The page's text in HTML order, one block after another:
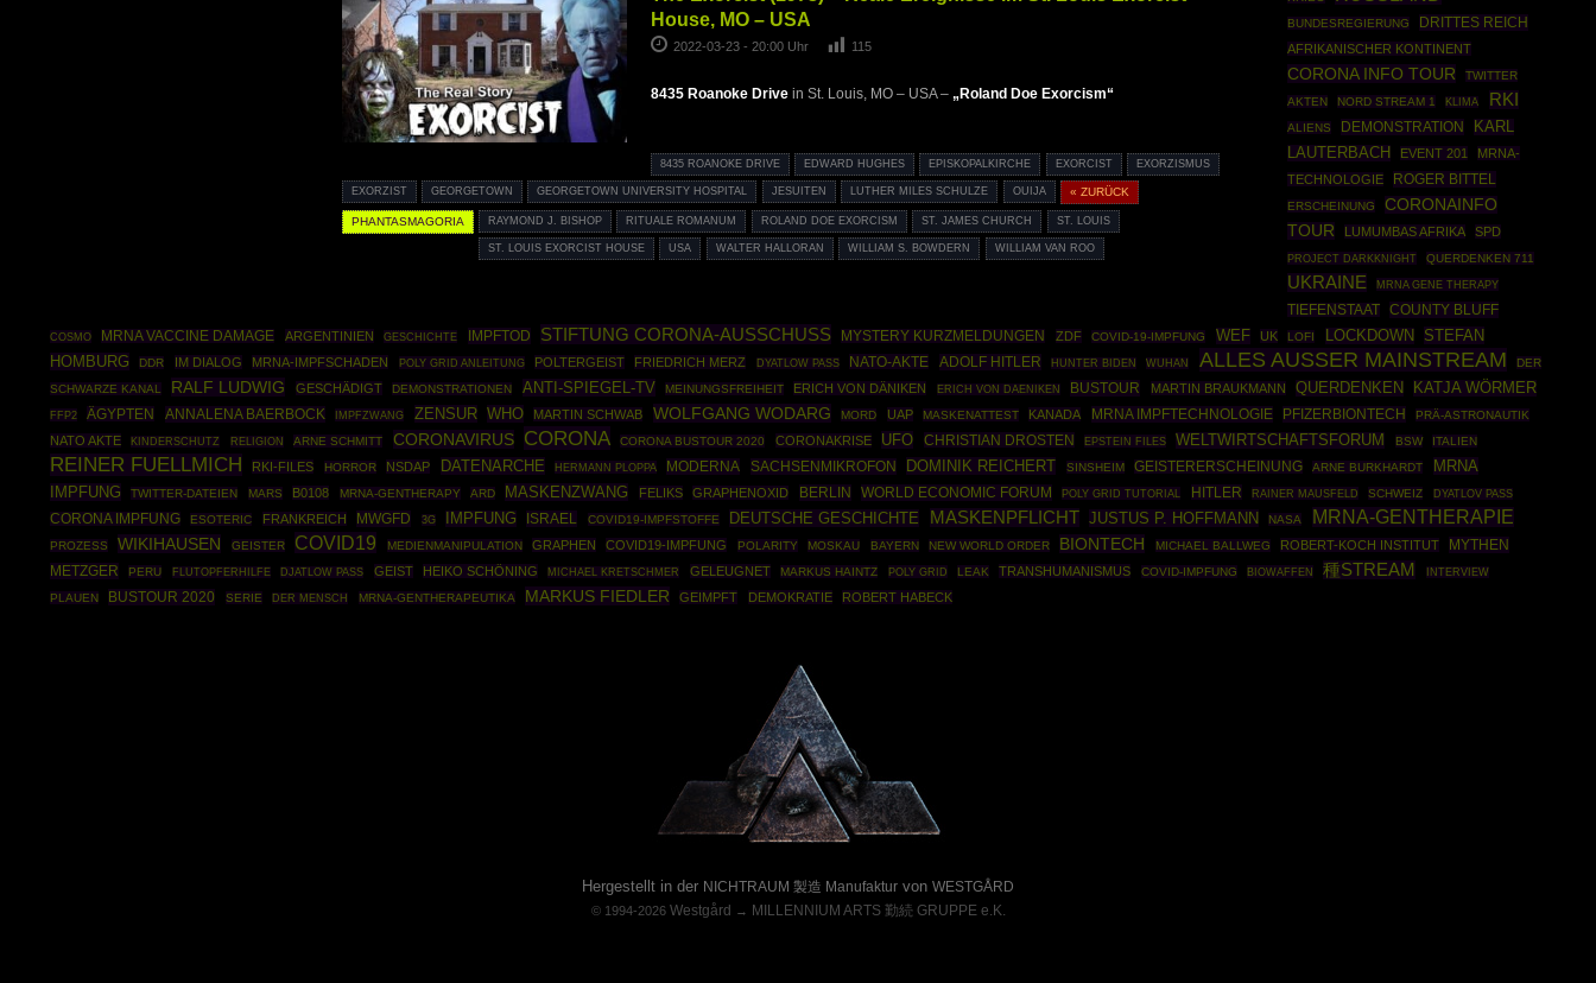
House, MO – USA
2022-03-23 - 20:00 Uhr 115
8435 Roanoke Drivein St. Louis, MO – USA – „Roland Doe Exorcism“
8435 ROANOKE DRIVE EDWARD HUGHES EPISKOPALKIRCHE EXORCIST EXORZISMUS
EXORZIST GEORGETOWN GEORGETOWN UNIVERSITY HOSPITAL JESUITEN LUTHER MILES SCHULZE OUIJA « ZURÜCK
PHANTASMAGORIA RAYMOND J. BISHOP RITUALE ROMANUM ROLAND DOE EXORCISM ST. JAMES CHURCH ST. LOUIS
ST. LOUIS EXORCIST HOUSE USA WALTER HALLORAN WILLIAM S. BOWDERN WILLIAM VAN ROO
BUNDESREGIERUNG DRITTES REICH
AFRIKANISCHER KONTINENT
CORONA INFO TOUR
TWITTER
AKTEN
NORD STREAM 1 KLIMA RKI
ALIENS DEMONSTRATION
KARL
LAUTERBACH
EVENT 201
MRNA-
TECHNOLOGIE
ROGER BITTEL
ERSCHEINUNG
CORONAINFO
TOUR
LUMUMBAS AFRIKA SPD
PROJECT DARKKNIGHT QUERDENKEN 711
UKRAINE MRNA GENE THERAPY
TIEFENSTAAT COUNTY BLUFF
COSMO MRNA VACCINE DAMAGE ARGENTINIEN GESCHICHTE IMPFTOD STIFTUNG CORONA-AUSSCHUSS MYSTERY KURZMELDUNGEN ZDF COVID-19-IMPFUNG WEF UK LOFI LOCKDOWN
STEFAN
HOMBURG
DDR IM DIALOG MRNA-IMPFSCHADEN POLY GRID ANLEITUNG POLTERGEIST FRIEDRICH MERZ DYATLOW PASS NATO-AKTE ADOLF HITLER HUNTER BIDEN WUHAN ALLES AUSSER MAINSTREAM
DER
SCHWARZE KANAL
RALF LUDWIG GESCHÄDIGT DEMONSTRATIONEN ANTI-SPIEGEL-TV MEINUNGSFREIHEIT ERICH VON DÄNIKEN ERICH VON DAENIKEN BUSTOUR MARTIN BRAUKMANN QUERDENKEN KATJA WÖRMER
FFP2 ÄGYPTEN ANNALENA BAERBOCK IMPFZWANG ZENSUR WHO MARTIN SCHWAB WOLFGANG WODARG MORD UAP MASKENATTEST KANADA MRNA IMPFTECHNOLOGIE PFIZERBIONTECH PRÄ-ASTRONAUTIK
NATO AKTE KINDERSCHUTZ RELIGION ARNE SCHMITT CORONAVIRUS CORONA CORONA BUSTOUR 2020 CORONAKRISE UFO CHRISTIAN DROSTEN EPSTEIN FILES WELTWIRTSCHAFTSFORUM BSW ITALIEN
REINER FUELLMICH RKI-FILES HORROR NSDAP DATENARCHE HERMANN PLOPPA MODERNA SACHSENMIKROFON DOMINIK REICHERT SINSHEIM GEISTERERSCHEINUNG ARNE BURKHARDT
MRNA
IMPFUNG
TWITTER-DATEIEN MARS B0108 MRNA-GENTHERAPY ARD MASKENZWANG FELIKS GRAPHENOXID BERLIN WORLD ECONOMIC FORUM POLY GRID TUTORIAL HITLER RAINER MAUSFELD SCHWEIZ DYATLOV PASS
CORONA IMPFUNG ESOTERIC FRANKREICH MWGFD 3G IMPFUNG ISRAEL COVID19-IMPFSTOFFE DEUTSCHE GESCHICHTE MASKENPFLICHT JUSTUS P. HOFFMANN NASA MRNA-GENTHERAPIE
PROZESS WIKIHAUSEN GEISTER COVID19 MEDIENMANIPULATION GRAPHEN COVID19-IMPFUNG POLARITY MOSKAU BAYERN NEW WORLD ORDER BIONTECH MICHAEL BALLWEG ROBERT-KOCH INSTITUT
MYTHEN
METZGER
PERU FLUTOPFERHILFE DJATLOW PASS GEIST HEIKO SCHÖNING MICHAEL KRETSCHMER GELEUGNET MARKUS HAINTZ POLY GRID LEAK TRANSHUMANISMUS COVID-IMPFUNG BIOWAFFEN 種STREAM INTERVIEW
PLAUEN BUSTOUR 2020 SERIE DER MENSCH MRNA-GENTHERAPEUTIKA MARKUS FIEDLER GEIMPFT DEMOKRATIE ROBERT HABECK
Hergestellt in der NICHTRAUM 製造 Manufaktur von WESTGÅRD
© 1994-2026 Westgård → MILLENNIUM ARTS 勤続 GRUPPE e.K.
Powered By :